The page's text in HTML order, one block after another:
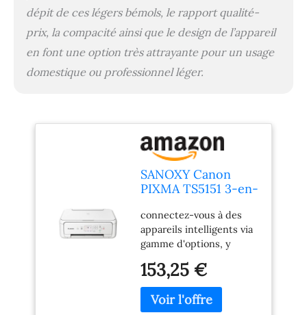
dépit de ces légers bémols, le rapport qualité-
prix, la compacité ainsi que le design de l’appareil
en font une option très attrayante pour un usage
domestique ou professionnel léger.
SANOXY Canon
PIXMA TS5151 3-en-
Blanc
connectez-vous à des
appareils intelligents via
gamme d'options, y
faciliter l'impression wi-
fi et de numérisation via
canon application print
153,25 €